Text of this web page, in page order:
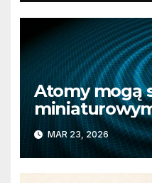
Atomy mogą
falMAR 23, 2026